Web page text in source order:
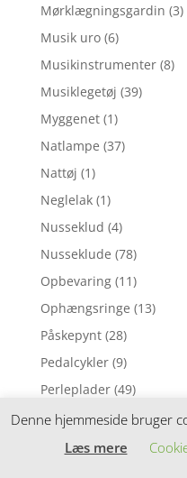
Mørklægningsgardin (3)
Musik uro (6)
Musikinstrumenter (8)
Musiklegetøj (39)
Myggenet (1)
Natlampe (37)
Nattøj (1)
Neglelak (1)
Nusseklud (4)
Nusseklude (78)
Opbevaring (11)
Ophængsringe (13)
Påskepynt (28)
Pedalcykler (9)
Perleplader (49)
Perler (116)
Perlesæt (54)
Denne hjemmeside bruger
Læs mere